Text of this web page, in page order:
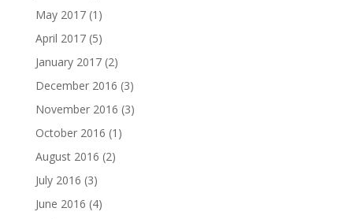
May 2017(1)
April 2017(5)
January 2017(2)
December 2016 (3)
November 2016 (3)
October 2016 (1)
August 2016 (2)
July 2016 (3)
June 2016 (4)